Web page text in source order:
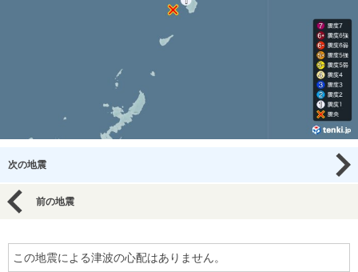
次の地震
前の地震
この地震による津波の心配はありません。